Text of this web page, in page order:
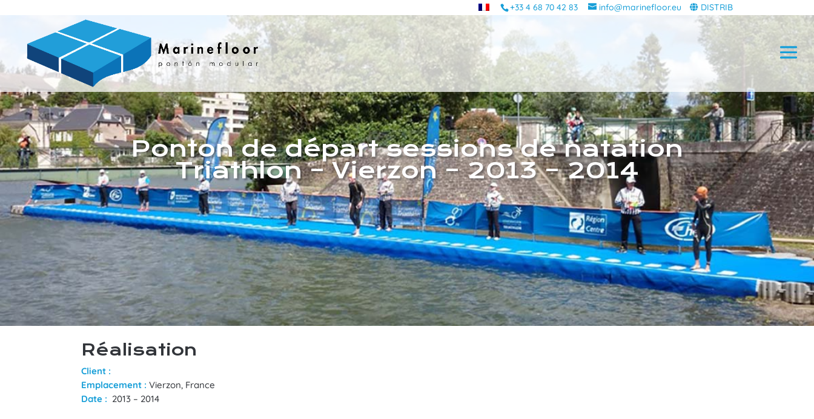
+33 4 68 70 42 83 info@marinefloor.eu DISTRIB
Ponton de départ sessions de natation
Triathlon – Vierzon – 2013 – 2014
Réalisation
Client :
Emplacement : Vierzon, France
Date : 2013 – 2014